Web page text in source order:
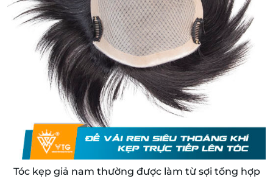
Tóc kẹp giả nam thường được làm từ sợi tổng hợp